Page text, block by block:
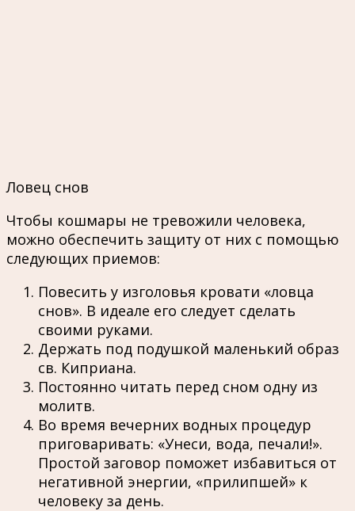
Ловец снов
Чтобы кошмары не тревожили человека,
можно обеспечить защиту от них с помощью
следующих приемов:
Повесить у изголовья кровати «ловца
снов». В идеале его следует сделать
своими руками.
Держать под подушкой маленький образ
св. Киприана.
Постоянно читать перед сном одну из
молитв.
Во время вечерних водных процедур
приговаривать: «Унеси, вода, печали!».
Простой заговор поможет избавиться от
негативной энергии, «прилипшей» к
человеку за день.